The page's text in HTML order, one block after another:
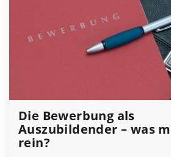
Die Bewerbung als
Auszubildender – was
rein?